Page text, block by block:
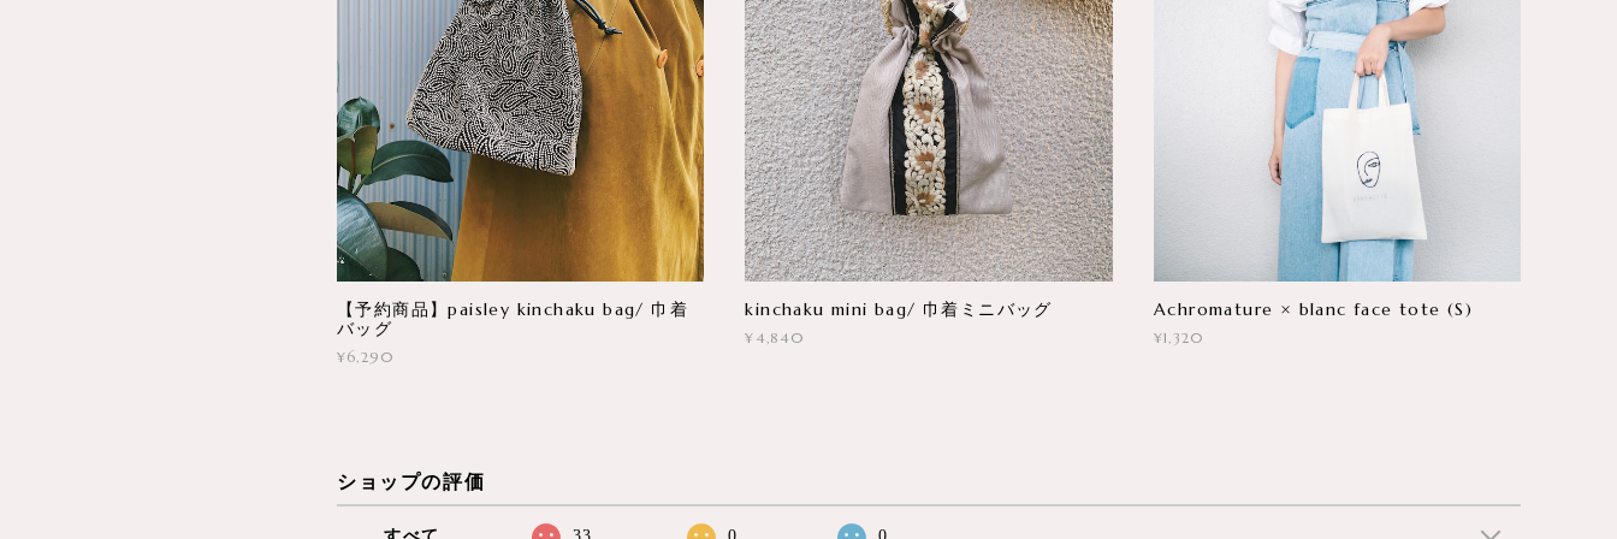
【予約商品】paisley kinchaku bag/ 巾着
バッグ
¥6,290
kinchaku mini bag/ 巾着ミニバッグ
¥4,840
Achromature × blanc face tote (S)
¥1,320
ショップの評価